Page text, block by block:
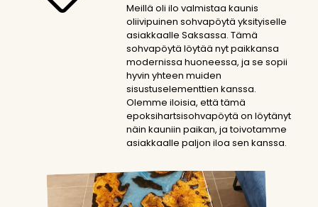
Meillä oli ilo valmistaa kaunis
oliivipuinen sohvapöytä yksityiselle
asiakkaalle Saksassa. Tämä
sohvapöytä löytää nyt paikkansa
modernissa huoneessa, ja se sopii
hyvin yhteen muiden
sisustuselementtien kanssa.
Olemme iloisia, että tämä
epoksihartsisohvapöytä on löytänyt
näin kauniin paikan, ja toivotamme
asiakkaalle paljon iloa sen kanssa.